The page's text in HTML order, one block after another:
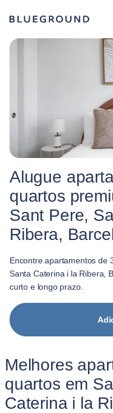
Alugue
quartos
Sant Pere,
Ribera,
Encontre apartamentos de
Santa Caterina i la Ribera,
curto e longo prazo.
Melhores
quartos em
Caterina i la